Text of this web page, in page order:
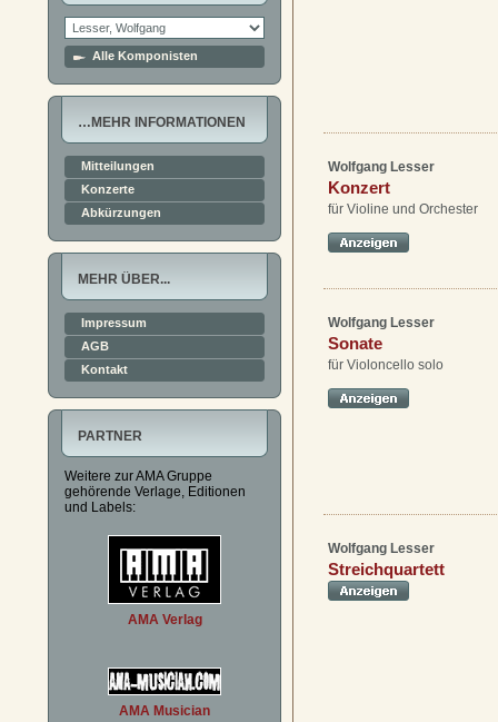
Alle Komponisten
…MEHR INFORMATIONEN
Mitteilungen
Konzerte
Abkürzungen
MEHR ÜBER...
Impressum
AGB
Kontakt
PARTNER
Weitere zur AMA Gruppe
gehörende Verlage, Editionen
und Labels:
AMA Verlag
AMA Musician
Wolfgang Lesser
Konzert
für Violine und Orchester
Wolfgang Lesser
Sonate
für Violoncello solo
Wolfgang Lesser
Streichquartett